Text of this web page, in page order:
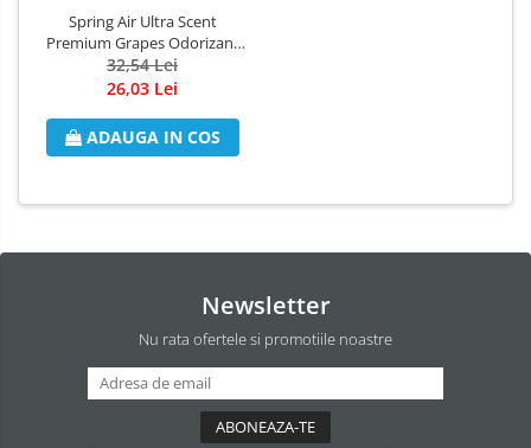
Odorizant Camera Electric
Profesional
Odorizant Camera Ambi Pur
Rezerva Odorizant Camera
Rezerva Odorizant Camera Glade
Spring Air Ultra Scent
Premium Grapes Odorizant
pentru Textile si Ambient,
200ml
32,54 Lei
26,03 Lei
ADAUGA IN COS
Newsletter
Nu rata ofertele si promotiile noastre